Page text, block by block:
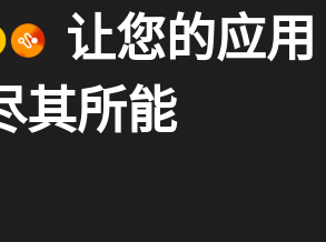
让您的应用
其所能